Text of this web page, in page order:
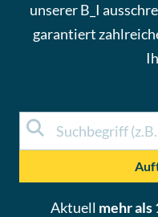
unserer B_I
garantiert
Aktuell mehr als